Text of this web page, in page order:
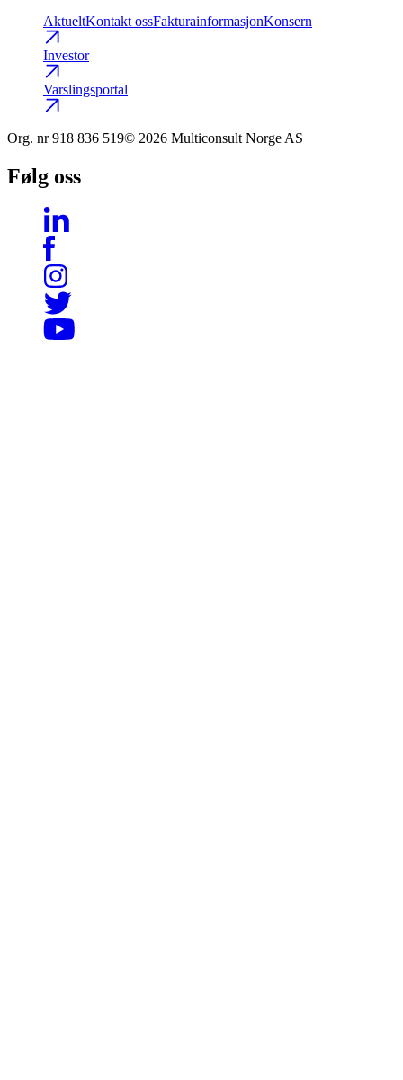
AktueltKontakt ossFakturainformasjonKonsern
Investor
Varslingsportal
Org. nr 918 836 519© 2026 Multiconsult Norge AS
Følg oss